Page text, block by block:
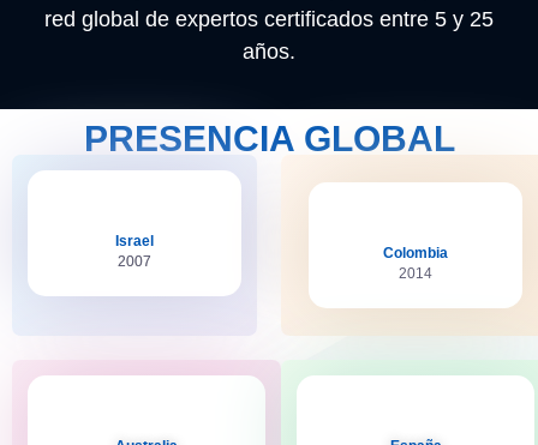
red global de expertos certificados entre 5 y 25
años.
PRESENCIA GLOBAL
Israel
2007
Colombia
2014